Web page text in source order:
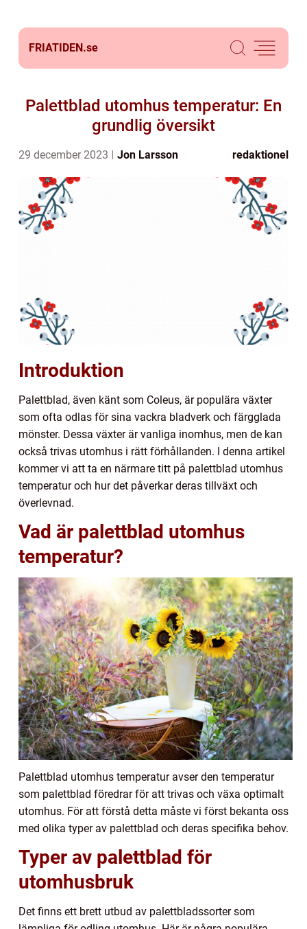
FRIATIDEN.se
Palettblad utomhus temperatur: En
grundlig översikt
29 december 2023 Jon Larsson redaktionel
Introduktion
Palettblad, även känt som Coleus, är populära växter
som ofta odlas för sina vackra bladverk och färgglada
mönster. Dessa växter är vanliga inomhus, men de kan
också trivas utomhus i rätt förhållanden. I denna artikel
kommer vi att ta en närmare titt på palettblad utomhus
temperatur och hur det påverkar deras tillväxt och
överlevnad.
Vad är palettblad utomhus
temperatur?
Palettblad utomhus temperatur avser den temperatur
som palettblad föredrar för att trivas och växa optimalt
utomhus. För att förstå detta måste vi först bekanta oss
med olika typer av palettblad och deras specifika behov.
Typer av palettblad för
utomhusbruk
Det finns ett brett utbud av palettbladssorter som